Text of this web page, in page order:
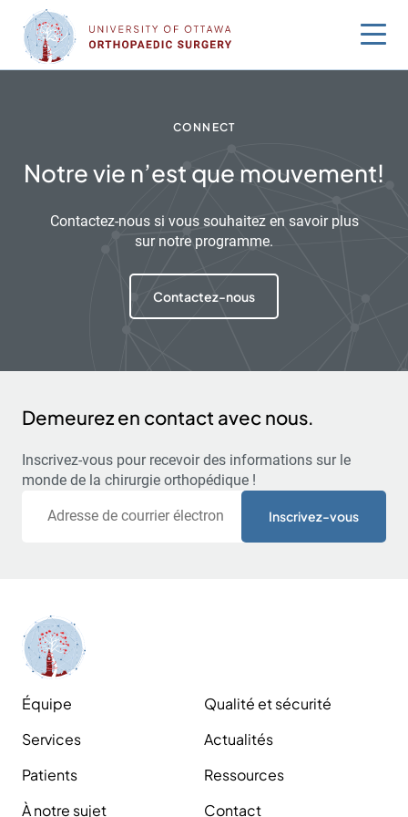
Sauter
contenu
CONNECT
Notre vie n’est que mouvement!
Contactez-nous si vous souhaitez en savoir plus
sur notre programme.
Contactez-nous
Demeurez en contact avec nous.
Inscrivez-vous pour recevoir des informations sur le
monde de la chirurgie orthopédique !
Équipe
Services
Patients
À notre sujet
Qualité et sécurité
Actualités
Ressources
Contact